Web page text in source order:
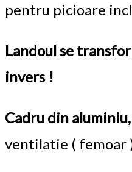
pentru picioare
Landoul se
invers !
Cadru din aluminiu,
ventilatie ( femoar